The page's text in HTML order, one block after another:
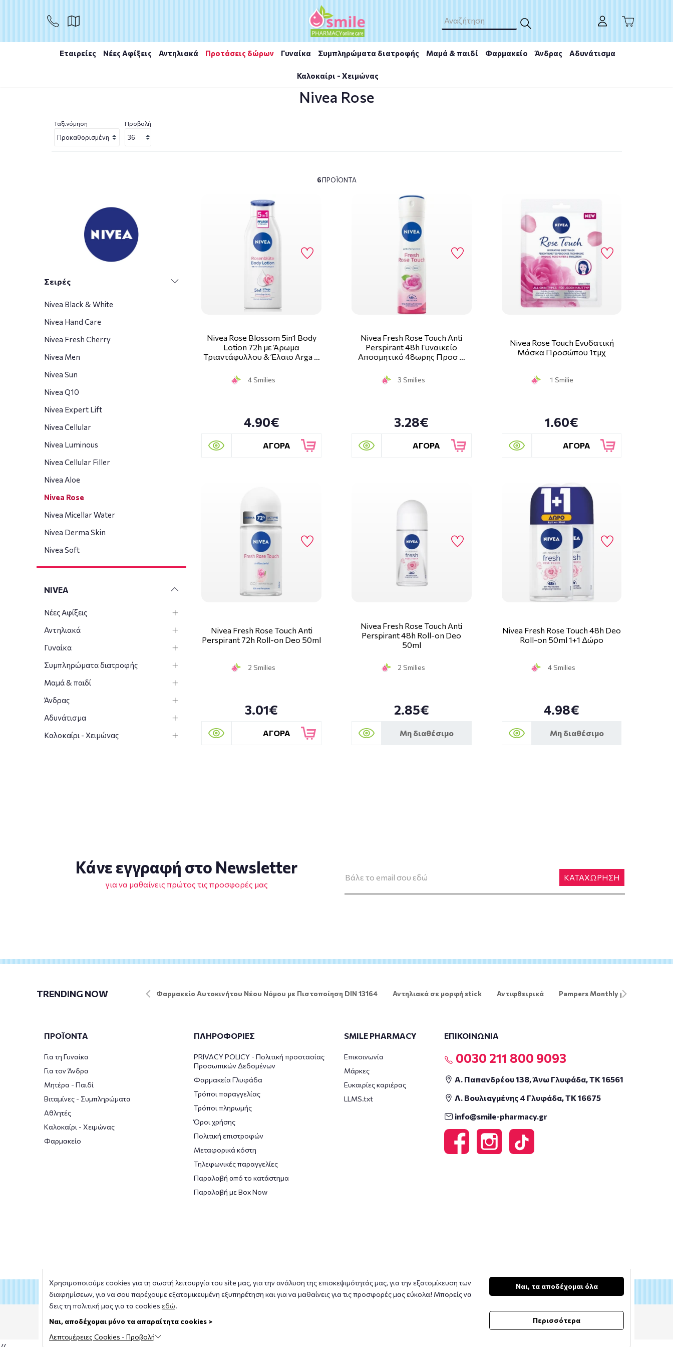
Εταιρείες Νέες Αφίξεις Αντηλιακά Προτάσεις δώρων Γυναίκα Συμπληρώματα διατροφής Μαμά & παιδί Φαρμακείο Άνδρας Αδυνάτισμα
Καλοκαίρι - Χειμώνας
Nivea Rose
Ταξινόμηση Προβολή
6ΠΡΟΪΌΝΤΑ
Σειρές
Nivea Black & White
Nivea Hand Care
Nivea Fresh Cherry
Nivea Men
Nivea Sun
Nivea Q10
Nivea Expert Lift
Nivea Cellular
Nivea Luminous
Nivea Cellular Filler
Nivea Aloe
Nivea Rose
Nivea Micellar Water
Nivea Derma Skin
Nivea Soft
NIVEA
Νέες Αφίξεις
Αντηλιακά
Γυναίκα
Συμπληρώματα διατροφής
Μαμά & παιδί
Άνδρας
Αδυνάτισμα
Καλοκαίρι - Χειμώνας
Nivea Rose Blossom 5in1 Body
Lotion 72h με Άρωμα
Τριαντάφυλλου & Έλαιο Arga …
4 Smilies
4.90€
ΑΓΟΡΑ
Nivea Fresh Rose Touch Anti
Perspirant 48h Γυναικείο
Αποσμητικό 48ωρης Προσ …
3 Smilies
3.28€
ΑΓΟΡΑ
Nivea Rose Touch Ενυδατική
Μάσκα Προσώπου 1τμχ
1 Smilie
1.60€
ΑΓΟΡΑ
Nivea Fresh Rose Touch Anti
Perspirant 72h Roll-on Deo 50ml
2 Smilies
3.01€
ΑΓΟΡΑ
Nivea Fresh Rose Touch Anti
Perspirant 48h Roll-on Deo
50ml
2 Smilies
2.85€
Μη διαθέσιμο
Nivea Fresh Rose Touch 48h Deo
Roll-on 50ml 1+1 Δώρο
4 Smilies
4.98€
Μη διαθέσιμο
Χρησιμοποιούμε cookies για τη σωστή λειτουργία του site μας, για την ανάλυση της επισκεψιμότητάς μας, για την εξατομίκευση των
διαφημίσεων, για να σου παρέχουμε εξατομικευμένη εξυπηρέτηση και για να μαθαίνεις για τις προσφορές μας εύκολα! Μπορείς να
δεις τη πολιτική μας για τα cookies εδώ.
Ναι, αποδέχομαι μόνο τα απαραίτητα cookies >
Λεπτομέρειες Cookies - Προβολή
Ναι, τα αποδέχομαι όλα
Περισσότερα
Κάνε εγγραφή στο Newsletter
για να μαθαίνεις πρώτος τις προσφορές μας
ΚΑΤΑΧΩΡΗΣΗ
TRENDING NOW Φαρμακείο Αυτοκινήτου Νέου Νόμου με Πιστοποίηση DIN 13164 Αντηλιακά σε μορφή stick Αντιφθειρικά Pampers Monthly pack
ΠΡΟΪΟΝΤΑ
Για τη Γυναίκα
Για τον Άνδρα
Μητέρα - Παιδί
Βιταμίνες - Συμπληρώματα
Αθλητές
Καλοκαίρι - Χειμώνας
Φαρμακείο
ΠΛΗΡΟΦΟΡΙΕΣ
PRIVACY POLICY - Πολιτική προστασίας
Προσωπικών Δεδομένων
Φαρμακεία Γλυφάδα
Τρόποι παραγγελίας
Τρόποι πληρωμής
Όροι χρήσης
Πολιτική επιστροφών
Μεταφορικά κόστη
Τηλεφωνικές παραγγελίες
Παραλαβή από το κατάστημα
Παραλαβή με Box Now
SMILE PHARMACY
Επικοινωνία
Μάρκες
Ευκαιρίες καριέρας
LLMS.txt
ΕΠΙΚΟΙΝΩΝΙΑ
0030 211 800 9093
Α. Παπανδρέου 138, Άνω Γλυφάδα, ΤΚ 16561
Λ. Βουλιαγμένης 4 Γλυφάδα, ΤΚ 16675
info@smile-pharmacy.gr